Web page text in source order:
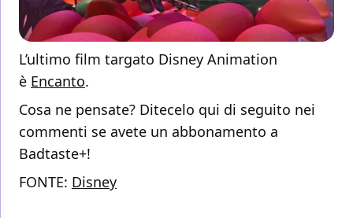
L’ultimo film targato Disney Animation
è Encanto.
Cosa ne pensate? Ditecelo qui di seguito nei
commenti se avete un abbonamento a
Badtaste+!
FONTE: Disney